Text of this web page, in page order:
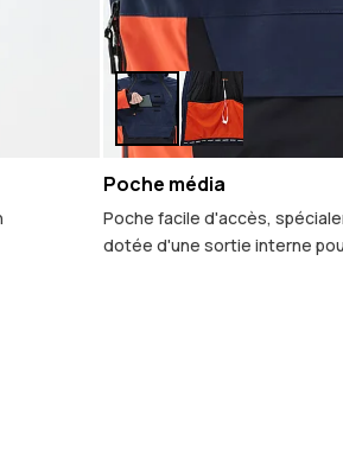
Poche média
Poche facile d'accès,
dotée d'une sortie interne